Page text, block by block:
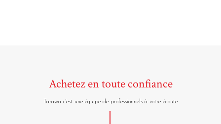
Achetez en toute confiance
Tarawa c'est une équipe de professionnels à votre écoute